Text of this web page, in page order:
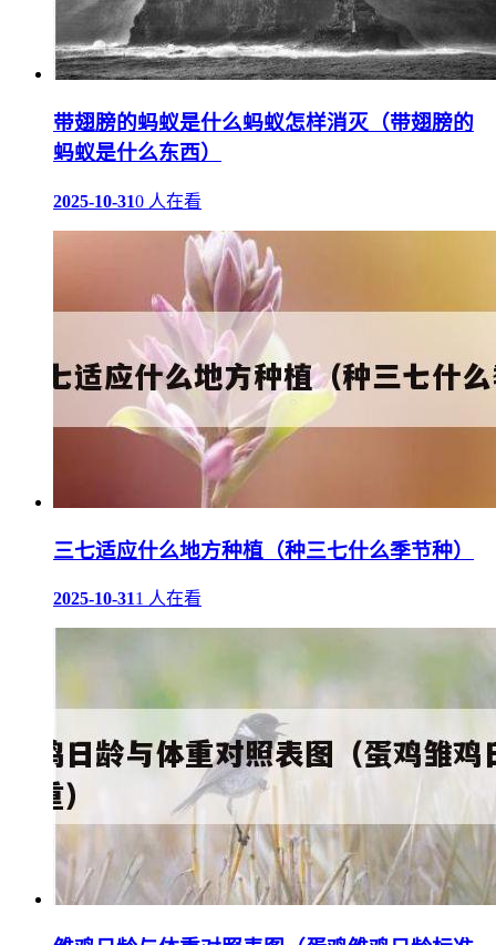
带翅膀的蚂蚁是什么蚂蚁怎样消灭（带翅膀的
蚂蚁是什么东西）
2025-10-310 人在看
三七适应什么地方种植（种三七什么季节种）
2025-10-311 人在看